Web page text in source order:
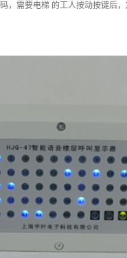
需要电梯 的工人按动按键后